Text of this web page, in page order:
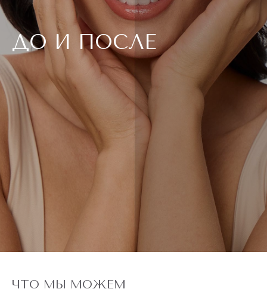
ДО И ПОСЛЕ
ЧТО МЫ МОЖЕМ